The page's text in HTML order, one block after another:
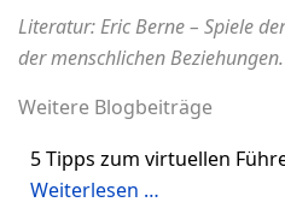
Literatur: Eric Berne – Spiele
der menschlichen
Weitere Blogbeiträge
5 Tipps zum virtuellen
Weiterlesen …